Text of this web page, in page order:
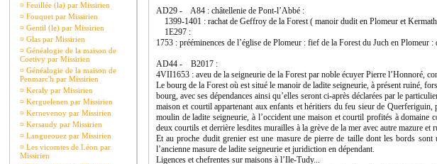
¤ Feuillée (la) par Missirien
¤ Fouquet par Missirien
¤ Gentil (le) par Missirien
¤ Glas par Missirien
¤ Généalogie de la maison de
Coetivy par Missirien
¤ Généalogie de la maison de
Penmarc'h par Missirien
¤ Keraly par Missirien
¤ Kerguelenen par Missirien
¤ Kernevenoy par Missirien
¤ Kersaudy par Missirien
¤ Langueouez par Missirien
¤ Les vicomtes de Léon par
Missirien
AD29 - A84 : châtellenie de Pont-l’Abbé :
1399-1401 : rachat de Geffroy de la Forest ( manoir dudit en Plomeur et
1E297 :
1753 : prééminences de l’église de Plomeur : fief de la Forest du Juch en Plomeur :
AD44 - B2017 :
4VII1653 : aveu de la seigneurie de la Forest par noble écuyer Pierre l’Honnoré,
Le bourg de la Forest où est situé le manoir de ladite seigneurie, à présent ruiné,
bourg, avec ses dépendances ainsi qu’elles seront ci-après déclarées par le
maison et courtil appartenant aux enfants et héritiers du feu sieur de
moulin de ladite seigneurie, à l’occident une maison et courtil profités à
deux courtils et derrière lesdites murailles à la grève de la mer avec autre mazure et
Et au proche dudit grenier est une masure de pierre de taille dont les bords
l’ancienne masure de ladite seigneurie et juridiction en dépendant.
Ligences et chefrentes sur maisons à l’Ile-Tudy...